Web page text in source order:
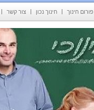
פורום חינוך חינוך נכון צור קשר